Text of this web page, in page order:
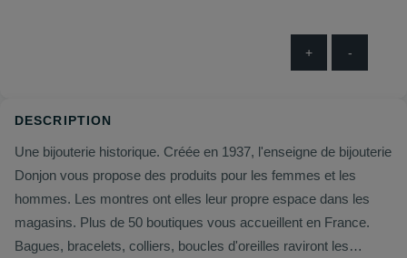
+ -
DESCRIPTION
Une bijouterie historique. Créée en 1937, l'enseigne de bijouterie
Donjon vous propose des produits pour les femmes et les
hommes. Les montres ont elles leur propre espace dans les
magasins. Plus de 50 boutiques vous accueillent en France.
Bagues, bracelets, colliers, boucles d'oreilles raviront les